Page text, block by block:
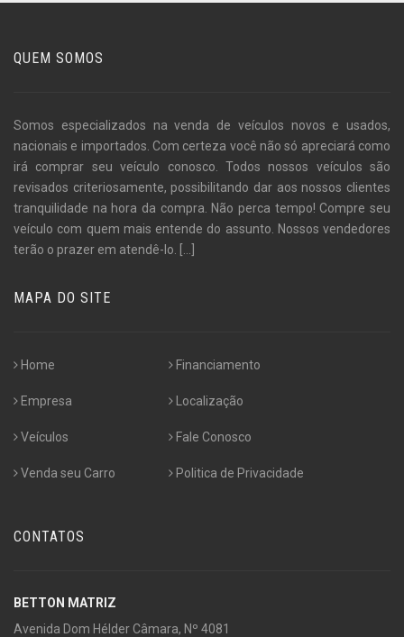
QUEM SOMOS
Somos especializados na venda de veículos novos e usados,
nacionais e importados. Com certeza você não só apreciará como
irá comprar seu veículo conosco. Todos nossos veículos são
revisados criteriosamente, possibilitando dar aos nossos clientes
tranquilidade na hora da compra. Não perca tempo! Compre seu
veículo com quem mais entende do assunto. Nossos vendedores
terão o prazer em atendê-lo. [...]
MAPA DO SITE
Home
Empresa
Veículos
Venda seu Carro
Financiamento
Localização
Fale Conosco
Politica de Privacidade
CONTATOS
BETTON MATRIZ
Avenida Dom Hélder Câmara, Nº 4081